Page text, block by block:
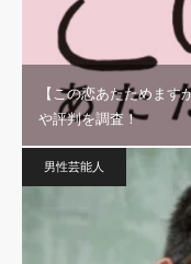
【この恋あたためま
や評判を調査！
男性芸能人